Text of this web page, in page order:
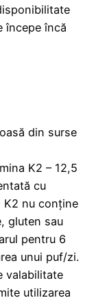
începe încă
din surse
K2 – 12,5
cu
K2 nu conține
gluten sau
pentru 6
unui puf/zi.
valabilitate
utilizarea